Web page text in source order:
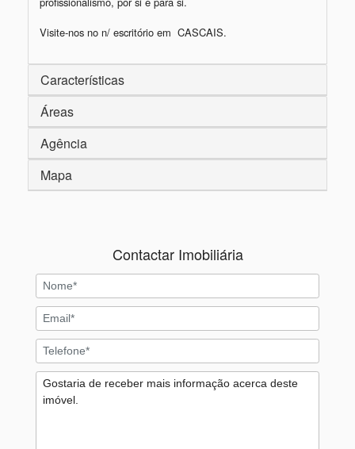
Características
Áreas
Agência
Mapa
Contactar Imobiliária